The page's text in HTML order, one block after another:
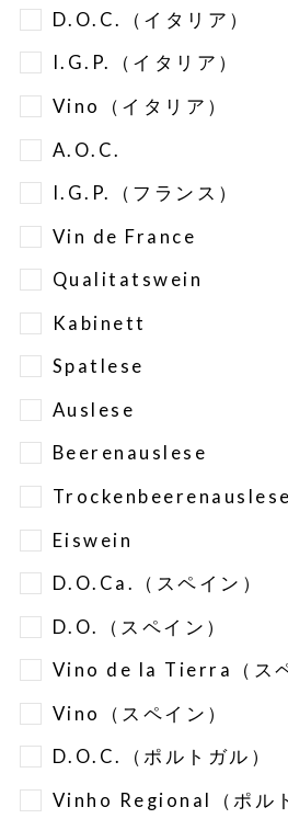
D.O.C.（イタリア）
I.G.P.（イタリア）
Vino（イタリア）
A.O.C.
I.G.P.（フランス）
Vin de France
Qualitatswein
Kabinett
Spatlese
Auslese
Beerenauslese
Trockenbeerenauslese
Eiswein
D.O.Ca.（スペイン）
D.O.（スペイン）
Vino de la Tierra（スペ
Vino（スペイン）
D.O.C.（ポルトガル）
Vinho Regional（ポル